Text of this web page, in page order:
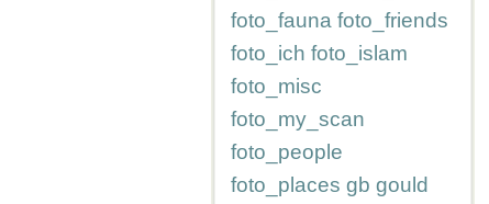
foto_fauna foto_friends
foto_ich foto_islam
foto_misc
foto_my_scan
foto_people
foto_places gb gould